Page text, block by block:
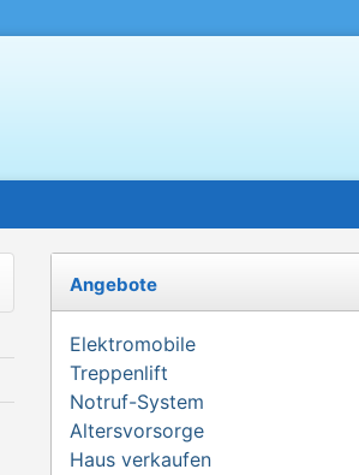
Angebote
Elektromobile
Treppenlift
Notruf-System
Altersvorsorge
Haus verkaufen